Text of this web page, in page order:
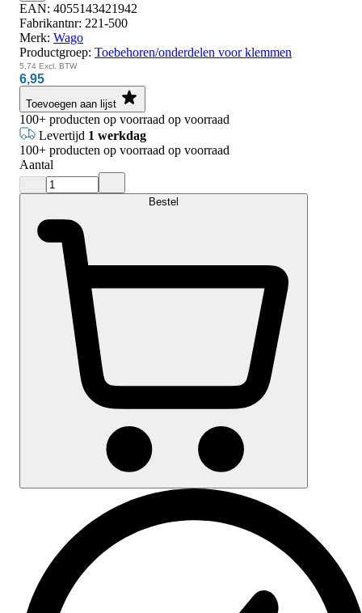
EAN: 4055143421942
Fabrikantnr: 221-500
Merk: Wago
Productgroep: Toebehoren/onderdelen voor klemmen
5,74 Excl. BTW
6,95
Toevoegen aan lijst
100+ producten op voorraad op voorraad
Levertijd 1 werkdag
100+ producten op voorraad op voorraad
Aantal
Bestel